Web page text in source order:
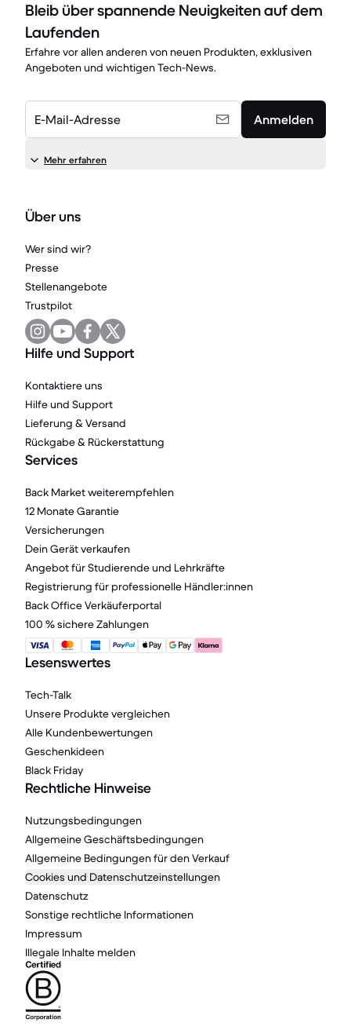
Bleib über spannende Neuigkeiten auf dem
Laufenden
Erfahre vor allen anderen von neuen Produkten, exklusiven
Angeboten und wichtigen Tech-News.
E-Mail-Adresse Anmelden
Mehr erfahren
Über uns
Wer sind wir?
Presse
Stellenangebote
Trustpilot
Hilfe und Support
Kontaktiere uns
Hilfe und Support
Lieferung & Versand
Rückgabe & Rückerstattung
Services
Back Market weiterempfehlen
12 Monate Garantie
Versicherungen
Dein Gerät verkaufen
Angebot für Studierende und Lehrkräfte
Registrierung für professionelle Händler:innen
Back Office Verkäuferportal
100 % sichere Zahlungen
Lesenswertes
Tech-Talk
Unsere Produkte vergleichen
Alle Kundenbewertungen
Geschenkideen
Black Friday
Rechtliche Hinweise
Nutzungsbedingungen
Allgemeine Geschäftsbedingungen
Allgemeine Bedingungen für den Verkauf
Cookies und Datenschutzeinstellungen
Datenschutz
Sonstige rechtliche Informationen
Impressum
Illegale Inhalte melden